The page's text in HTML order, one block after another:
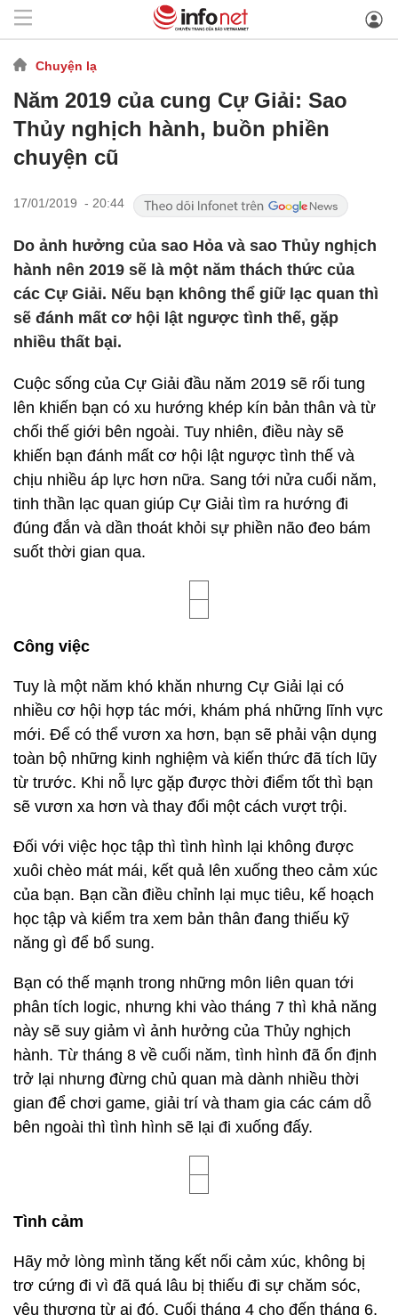
Chuyện lạ
Năm 2019 của cung Cự Giải: Sao
Thủy nghịch hành, buồn phiền
chuyện cũ
17/01/2019 - 20:44
Do ảnh hưởng của sao Hỏa và sao Thủy nghịch
hành nên 2019 sẽ là một năm thách thức của
các Cự Giải. Nếu bạn không thể giữ lạc quan thì
sẽ đánh mất cơ hội lật ngược tình thế, gặp
nhiều thất bại.
Cuộc sống của Cự Giải đầu năm 2019 sẽ rối tung
lên khiến bạn có xu hướng khép kín bản thân và từ
chối thế giới bên ngoài. Tuy nhiên, điều này sẽ
khiến bạn đánh mất cơ hội lật ngược tình thế và
chịu nhiều áp lực hơn nữa. Sang tới nửa cuối năm,
tinh thần lạc quan giúp Cự Giải tìm ra hướng đi
đúng đắn và dần thoát khỏi sự phiền não đeo bám
suốt thời gian qua.
Công việc
Tuy là một năm khó khăn nhưng Cự Giải lại có
nhiều cơ hội hợp tác mới, khám phá những lĩnh vực
mới. Để có thể vươn xa hơn, bạn sẽ phải vận dụng
toàn bộ những kinh nghiệm và kiến thức đã tích lũy
từ trước. Khi nỗ lực gặp được thời điểm tốt thì bạn
sẽ vươn xa hơn và thay đổi một cách vượt trội.
Đối với việc học tập thì tình hình lại không được
xuôi chèo mát mái, kết quả lên xuống theo cảm xúc
của bạn. Bạn cần điều chỉnh lại mục tiêu, kế hoạch
học tập và kiểm tra xem bản thân đang thiếu kỹ
năng gì để bổ sung.
Bạn có thế mạnh trong những môn liên quan tới
phân tích logic, nhưng khi vào tháng 7 thì khả năng
này sẽ suy giảm vì ảnh hưởng của Thủy nghịch
hành. Từ tháng 8 về cuối năm, tình hình đã ổn định
trở lại nhưng đừng chủ quan mà dành nhiều thời
gian để chơi game, giải trí và tham gia các cám dỗ
bên ngoài thì tình hình sẽ lại đi xuống đấy.
Tình cảm
Hãy mở lòng mình tăng kết nối cảm xúc, không bị
trơ cứng đi vì đã quá lâu bị thiếu đi sự chăm sóc,
yêu thương từ ai đó. Cuối tháng 4 cho đến tháng 6,